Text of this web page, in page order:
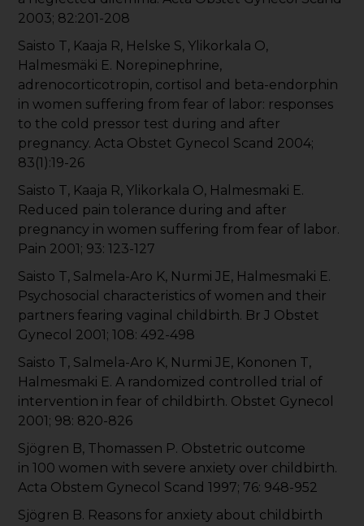
2003; 82:201-208
Saisto T, Kaaja R, Helske S, Ylikorkala O,
Halmesmäki E. Norepinephrine,
adrenocorticotropin, cortisol and beta-endorphin
in women suffering from fear of labor: responses
to the cold pressor test during and after
pregnancy. Acta Obstet Gynecol Scand 2004;
83(1):19-26
Saisto T, Kaaja R, Ylikorkala O, Halmesmaki E.
Reduced pain tolerance during and after
pregnancy in women suffering from fear of labor.
Pain 2001; 93: 123-127
Saisto T, Salmela-Aro K, Nurmi JE, Halmesmaki E.
Psychosocial characteristics of women and their
partners fearing vaginal childbirth. Br J Obstet
Gynecol 2001; 108: 492-498
Saisto T, Salmela-Aro K, Nurmi JE, Kononen T,
Halmesmaki E. A randomized controlled trial of
intervention in fear of childbirth. Obstet Gynecol
2001; 98: 820-826
Sjögren B, Thomassen P. Obstetric outcome
in 100 women with severe anxiety over childbirth.
Acta Obstem Gynecol Scand 1997; 76: 948-952
Sjögren B. Reasons for anxiety about childbirth